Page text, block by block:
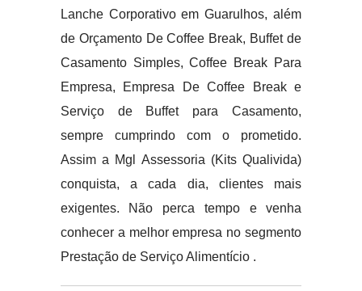
Lanche Corporativo em Guarulhos, além
de Orçamento De Coffee Break, Buffet de
Casamento Simples, Coffee Break Para
Empresa, Empresa De Coffee Break e
Serviço de Buffet para Casamento,
sempre cumprindo com o prometido.
Assim a Mgl Assessoria (Kits Qualivida)
conquista, a cada dia, clientes mais
exigentes. Não perca tempo e venha
conhecer a melhor empresa no segmento
Prestação de Serviço Alimentício .